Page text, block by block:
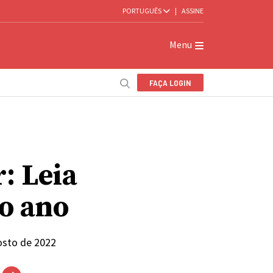
PORTUGUÊS | ASSINE
Menu
FAÇA LOGIN
Leia
ano
de 2022